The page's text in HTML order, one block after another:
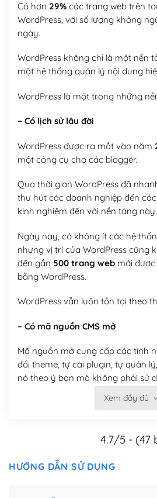
Có hơn 29%các trang web trên
WordPress, với số lượng không
ngày.
WordPress không chỉ là một nền
một hệ thống quản lý nội dung
WordPress là một trong những
– Có lịch sử lâu đời
WordPress được ra mắt vào năm
một công cụ cho các blogger.
Qua thời gian WordPress đã
thu hút các doanh nghiệp đến
kinh nghiệm đến với nền tảng này.
Ngày nay, có không ít các hệ
nhưng vị trí của WordPress cũng
đến gần 500 trang webmới được
bằng WordPress.
WordPress vẫn luôn tồn tại theo
– Có mã nguồn CMS mở
Mã nguồn mở cung cấp các tính
đổi theme, tự cài plugin, tự quản
nó theo ý bạn mà không phải sử
Xem đầy đủ
4.7/5 - (47
HƯỚNG DẪN SỬ DỤNG